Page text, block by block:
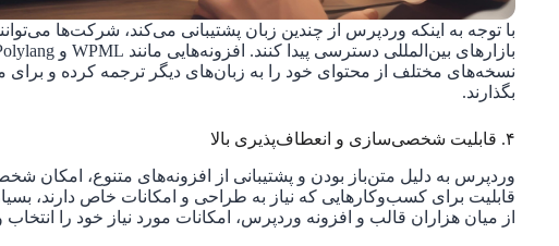
با توجه به اینکه وردپرس از چندین زبان پشتیبانی می‌کند، شرکت‌ها
نسخه‌های مختلف از محتوای خود را به زبان‌های دیگر ترجمه کرده و
بگذارند.
۴. قابلیت شخصی‌سازی و انعطاف‌پذیری بالا
وردپرس به دلیل متن‌باز بودن و پشتیبانی از افزونه‌های متنوع، امکان
قابلیت برای کسب‌وکارهایی که نیاز به طراحی و امکانات خاص دارند،
از میان هزاران قالب و افزونه وردپرس، امکانات مورد نیاز خود را